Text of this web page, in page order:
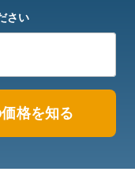
さい
格を知る